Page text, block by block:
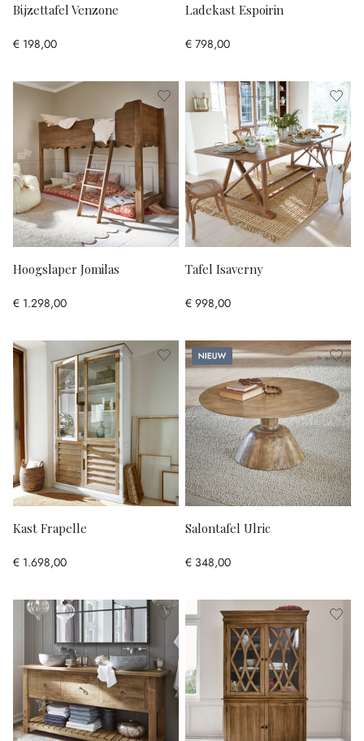
Bijzettafel Venzone
€ 198,00
Ladekast Espoirin
€ 798,00
Hoogslaper Jomilas
€ 1.298,00
Tafel Isaverny
€ 998,00
Kast Frapelle
€ 1.698,00
Nieuw
Salontafel Ulric
€ 348,00